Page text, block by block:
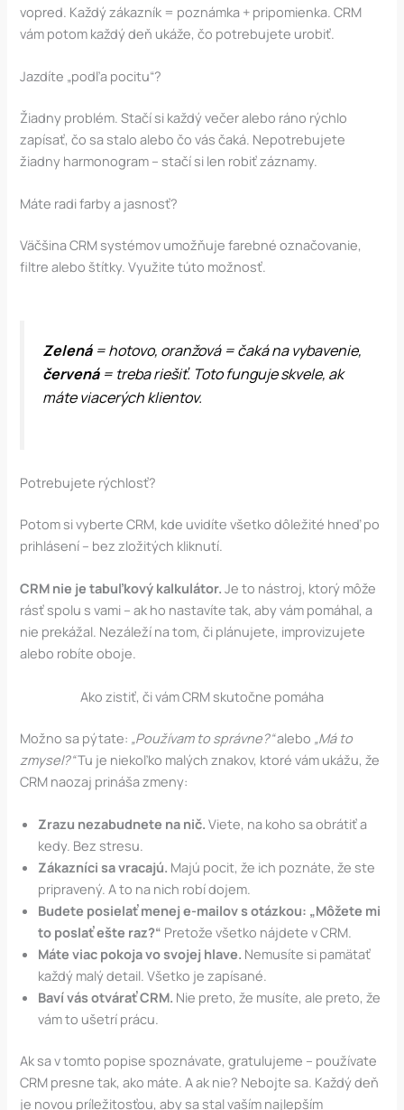
vopred. Každý zákazník = poznámka + pripomienka. CRM
vám potom každý deň ukáže, čo potrebujete urobiť.
Jazdíte „podľa pocitu“?
Žiadny problém. Stačí si každý večer alebo ráno rýchlo
zapísať, čo sa stalo alebo čo vás čaká. Nepotrebujete
žiadny harmonogram – stačí si len robiť záznamy.
Máte radi farby a jasnosť?
Väčšina CRM systémov umožňuje farebné označovanie,
filtre alebo štítky. Využite túto možnosť.
Zelená= hotovo, oranžová = čaká na vybavenie,
červená = treba riešiť. Toto funguje skvele, ak
máte viacerých klientov.
Potrebujete rýchlosť?
Potom si vyberte CRM, kde uvidíte všetko dôležité hneď po
prihlásení – bez zložitých kliknutí.
CRM nie je tabuľkový kalkulátor. Je to nástroj, ktorý môže
rásť spolu s vami – ak ho nastavíte tak, aby vám pomáhal, a
nie prekážal. Nezáleží na tom, či plánujete, improvizujete
alebo robíte oboje.
Ako zistiť, či vám CRM skutočne pomáha
Možno sa pýtate: „Používam to správne?“alebo „Má to
zmysel?“Tu je niekoľko malých znakov, ktoré vám ukážu, že
CRM naozaj prináša zmeny:
Zrazu nezabudnete na nič.Viete, na koho sa obrátiť a
kedy. Bez stresu.
Zákazníci sa vracajú. Majú pocit, že ich poznáte, že ste
pripravený. A to na nich robí dojem.
Budete posielať menej e-mailov s otázkou: „Môžete mi
to poslať ešte raz?“ Pretože všetko nájdete v CRM.
Máte viac pokoja vo svojej hlave. Nemusíte si pamätať
každý malý detail. Všetko je zapísané.
Baví vás otvárať CRM. Nie preto, že musíte, ale preto, že
vám to ušetrí prácu.
Ak sa v tomto popise spoznávate, gratulujeme – používate
CRM presne tak, ako máte. A ak nie? Nebojte sa. Každý deň
je novou príležitosťou, aby sa stal vaším najlepším